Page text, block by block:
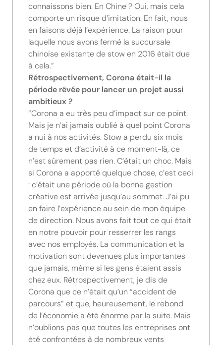
connaissons bien. En Chine ? Oui, mais cela
comporte un risque d’imitation. En fait, nous
en faisons déjà l’expérience. La raison pour
laquelle nous avons fermé la succursale
chinoise existante de stow en 2016 était due
à cela.”
Rétrospectivement, Corona était-il la
période rêvée pour lancer un projet aussi
ambitieux ?
“Corona a eu très peu d’impact sur ce point.
Mais je n’ai jamais oublié à quel point Corona
a nui à nos activités. Stow a perdu six mois
de temps et d’activité à ce moment-là, ce
n’est sûrement pas rien. C’était un choc. Mais
si Corona a apporté quelque chose, c’est ceci
: c’était une période où la bonne gestion
créative est arrivée jusqu’au sommet. J’ai pu
en faire l’expérience au sein de mon équipe
de direction. Nous avons fait tout ce qui était
en notre pouvoir pour resserrer les rangs
avec nos employés. La communication et la
motivation sont devenues plus importantes
que jamais, même si les gens étaient assis
chez eux. Rétrospectivement, je dis de
Corona que ce n’était qu’un “accident de
parcours” et que, heureusement, le rebond
de l’économie a été énorme par la suite. Mais
n’oublions pas que toutes les entreprises ont
été confrontées à de nombreux vents